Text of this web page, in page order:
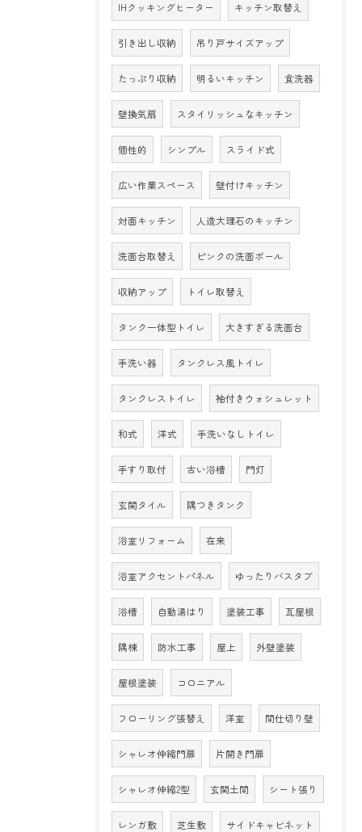
IHクッキングヒーター キッチン取替え
引き出し収納 吊り戸サイズアップ
たっぷり収納 明るいキッチン 食洗器
壁換気扇 スタイリッシュなキッチン
個性的 シンプル スライド式
広い作業スペース 壁付けキッチン
対面キッチン 人造大理石のキッチン
洗面台取替え ピンクの洗面ボール
収納アップ トイレ取替え
タンク一体型トイレ 大きすぎる洗面台
手洗い器 タンクレス風トイレ
タンクレストイレ 袖付きウォシュレット
和式 洋式 手洗いなしトイレ
手すり取付 古い浴槽 門灯
玄関タイル 隅つきタンク
浴室リフォーム 在来
浴室アクセントパネル ゆったりバスタブ
浴槽 自動湯はり 塗装工事 瓦屋根
隅棟 防水工事 屋上 外壁塗装
屋根塗装 コロニアル
フローリング張替え 洋室 間仕切り壁
シャレオ伸縮門扉 片開き門扉
シャレオ伸縮2型 玄関土間 シート張り
レンガ敷 芝生敷 サイドキャビネット